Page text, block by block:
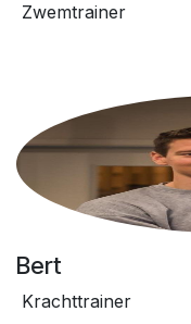
Zwemtrainer
Bert
Krachttrainer